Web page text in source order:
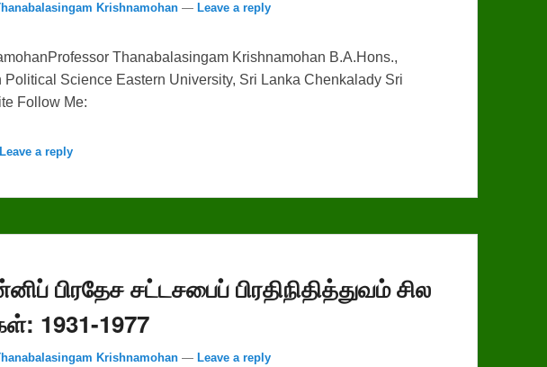
Krishnamohan — Leave a reply
Thanabalasingam Krishnamohan B.A.Hons.,
Political Science Eastern University, Sri Lanka Chenkalady Sri
Follow Me:
Leave a reply
பிரதேச சட்டசபைப் பிரதிநிதித்துவம் சில
1931-1977
Krishnamohan — Leave a reply